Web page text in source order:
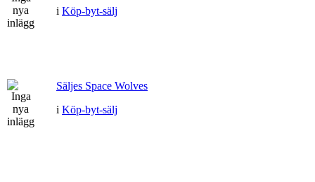
i Köp-byt-sälj
Säljes Space Wolves
i Köp-byt-sälj